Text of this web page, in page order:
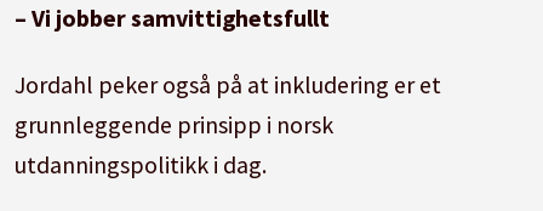
– Vi jobber samvittighetsfullt
Jordahl peker også på at inkludering er et
grunnleggende prinsipp i norsk
utdanningspolitikk i dag.